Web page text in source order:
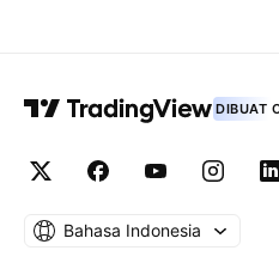
DIBUAT
Bahasa Indonesia